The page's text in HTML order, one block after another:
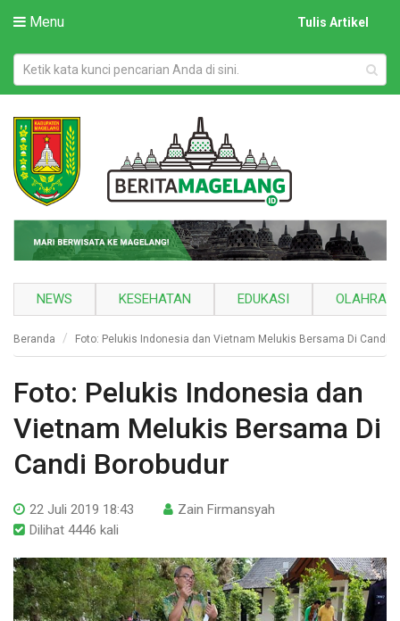
Menu Tulis Artikel
NEWS KESEHATAN EDUKASI
Beranda Foto: Pelukis Indonesia dan Vietnam Melukis Bersama Di Candi
Foto: Pelukis Indonesia dan
Vietnam Melukis Bersama Di
Candi Borobudur
22 Juli 2019 18:43
Zain Firmansyah
Dilihat 4446 kali